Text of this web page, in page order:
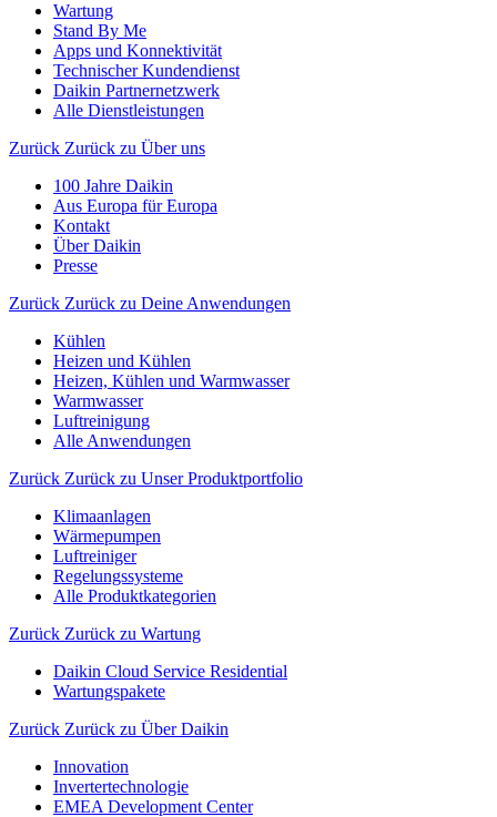
Wartung
Stand By Me
Apps und Konnektivität
Technischer Kundendienst
Daikin Partnernetzwerk
Alle Dienstleistungen
Zurück Zurück zu Über uns
100 Jahre Daikin
Aus Europa für Europa
Kontakt
Über Daikin
Presse
Zurück Zurück zu Deine Anwendungen
Kühlen
Heizen und Kühlen
Heizen, Kühlen und Warmwasser
Warmwasser
Luftreinigung
Alle Anwendungen
Zurück Zurück zu Unser Produktportfolio
Klimaanlagen
Wärmepumpen
Luftreiniger
Regelungssysteme
Alle Produktkategorien
Zurück Zurück zu Wartung
Daikin Cloud Service Residential
Wartungspakete
Zurück Zurück zu Über Daikin
Innovation
Invertertechnologie
EMEA Development Center